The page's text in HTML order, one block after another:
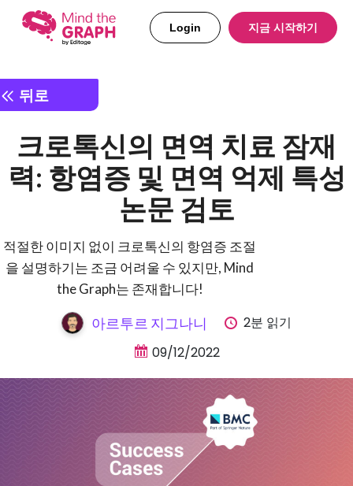
Login 지금 시작하기
뒤로
크로톡신의 면역 치료 잠재
력: 항염증 및 면역 억제 특성
논문 검토
적절한 이미지 없이 크로톡신의 항염증 조절
을 설명하기는 조금 어려울 수 있지만, Mind
the Graph는 존재합니다!
아르투르 지그나니
2분 읽기
09/12/2022